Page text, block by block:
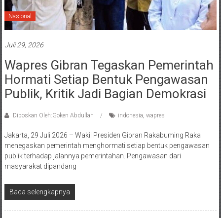
Nasional
Juli 29, 2026
Wapres Gibran Tegaskan Pemerintah
Hormati Setiap Bentuk Pengawasan
Publik, Kritik Jadi Bagian Demokrasi
Diposkan Oleh:Goken Abdullah indonesia wapres
Jakarta, 29 Juli 2026 – Wakil Presiden Gibran Rakabuming Raka
menegaskan pemerintah menghormati setiap bentuk pengawasan
publik terhadap jalannya pemerintahan. Pengawasan dari
masyarakat dipandang
Baca selengkapnya